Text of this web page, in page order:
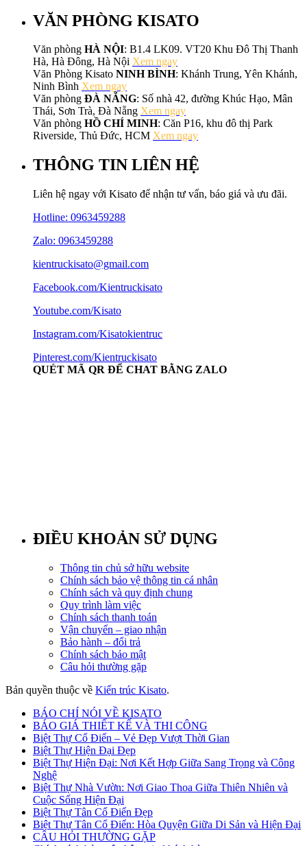
VĂN PHÒNG KISATO
Văn phòng HÀ NỘI: B1.4 LK09. VT20 Khu Đô Thị Thanh
Hà, Hà Đông, Hà Nội Xem ngay
Văn Phòng Kisato NINH BÌNH: Khánh Trung, Yên Khánh,
Ninh Bình Xem ngay
Văn phòng ĐÀ NẴNG: Số nhà 42, đường Khúc Hạo, Mân
Thái, Sơn Trà, Đà Nẵng Xem ngay
Văn phòng HỒ CHÍ MINH: Căn P16, khu đô thị Park
Riverside, Thủ Đức, HCM Xem ngay
THÔNG TIN LIÊN HỆ
Liên hệ ngay với Kisato để nhận tư vấn, báo giá và ưu đãi.
Hotline: 0963459288
Zalo: 0963459288
kientruckisato@gmail.com
Facebook.com/Kientruckisato
Youtube.com/Kisato
Instagram.com/Kisatokientruc
Pinterest.com/Kientruckisato
QUÉT MÃ QR ĐỂ CHAT BẰNG ZALO
ĐIỀU KHOẢN SỬ DỤNG
Thông tin chủ sở hữu website
Chính sách bảo vệ thông tin cá nhân
Chính sách và quy định chung
Quy trình làm việc
Chính sách thanh toán
Vận chuyển – giao nhận
Bảo hành – đổi trả
Chính sách bảo mật
Câu hỏi thường gặp
Bản quyền thuộc về Kiến trúc Kisato.
BÁO CHÍ NÓI VỀ KISATO
BÁO GIÁ THIẾT KẾ VÀ THI CÔNG
Biệt Thự Cổ Điển – Vẻ Đẹp Vượt Thời Gian
Biệt Thự Hiện Đại Đẹp
Biệt Thự Hiện Đại: Nơi Kết Hợp Giữa Sang Trọng và Công
Nghệ
Biệt Thự Nhà Vườn: Nơi Giao Thoa Giữa Thiên Nhiên và
Cuộc Sống Hiện Đại
Biệt Thự Tân Cổ Điển Đẹp
Biệt Thự Tân Cổ Điển: Hòa Quyện Giữa Di Sản và Hiện Đại
CÂU HỎI THƯỜNG GẶP